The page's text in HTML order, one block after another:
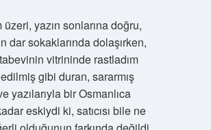
yazın sonlarına doğru,
dar sokaklarında dolaşırken,
vitrininde rastladım
gibi duran, sararmış
yazılarıyla bir Osmanlıca
eskiydi ki, satıcısı bile ne